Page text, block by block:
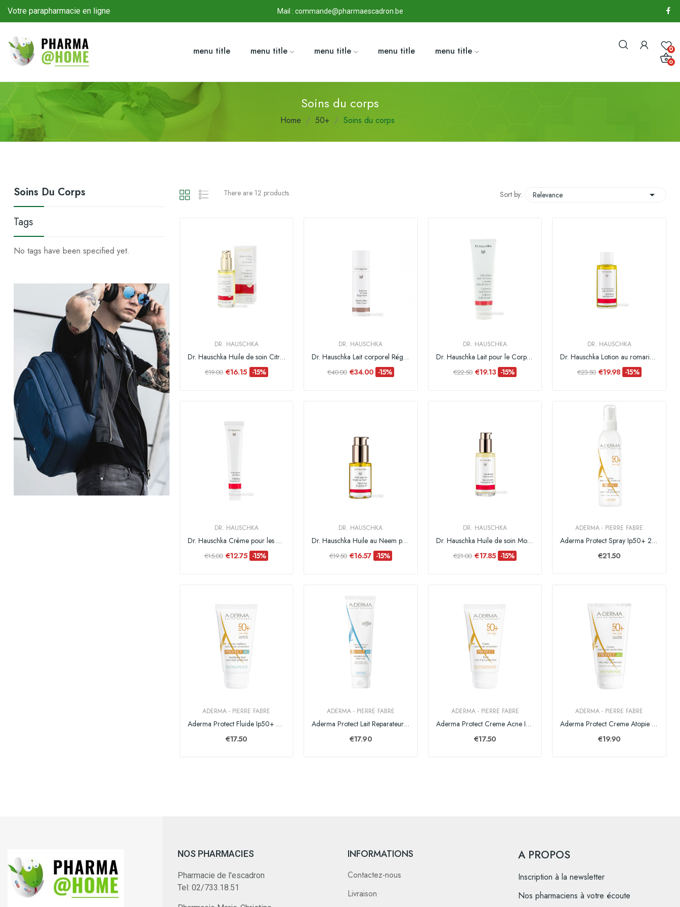
Votre parapharmacie en ligne Mail : commande@pharmaescadron.be
menu title menu title menu title menu title menu title 0
0
Soins du corps
Home 50+ Soins du corps
Soins Du Corps
Tags
No tags have been specified yet.
There are 12 products. Sort by: Relevance 
DR. HAUSCHKA
Dr. Hauschka Huile de soin Citron Citronnelle -...
€19.00 €16.15 -15%
DR. HAUSCHKA
Dr. Hauschka Lait corporel Régénérant - 150 ml
€40.00 €34.00 -15%
DR. HAUSCHKA
Dr. Hauschka Lait pour le Corps Lavande Bois de...
€22.50 €19.13 -15%
DR. HAUSCHKA
Dr. Hauschka Lotion au romarin pour les jambes...
€23.50 €19.98 -15%
DR. HAUSCHKA
Dr. Hauschka Crème pour les mains - 50 ml
€15.00 €12.75 -15%
DR. HAUSCHKA
Dr. Hauschka Huile au Neem pour les ongles - 30 ml
€19.50 €16.57 -15%
DR. HAUSCHKA
Dr. Hauschka Huile de soin Moor Lavande - 75 ml
€21.00 €17.85 -15%
ADERMA - PIERRE FABRE
Aderma Protect Spray Ip50+ 200ml
€21.50
ADERMA - PIERRE FABRE
Aderma Protect Fluide Ip50+ 40ml
€17.50
ADERMA - PIERRE FABRE
Aderma Protect Lait Reparateur A/soleil 250ml
€17.90
ADERMA - PIERRE FABRE
Aderma Protect Creme Acne Ip50+ Tube 40ml
€17.50
ADERMA - PIERRE FABRE
Aderma Protect Creme Atopie Ip50+ 150ml
€19.90
NOS PHARMACIES
Pharmacie de l'escadron
Tel: 02/733.18.51
INFORMATIONS
Contactez-nous
Livraison
A PROPOS
Inscription à la newsletter
Nos pharmaciens à votre écoute